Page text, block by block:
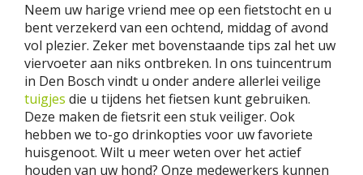
Neem uw harige vriend mee op een fietstocht en u
bent verzekerd van een ochtend, middag of avond
vol plezier. Zeker met bovenstaande tips zal het uw
viervoeter aan niks ontbreken. In ons tuincentrum
in Den Bosch vindt u onder andere allerlei veilige
tuigjes die u tijdens het fietsen kunt gebruiken.
Deze maken de fietsrit een stuk veiliger. Ook
hebben we to-go drinkopties voor uw favoriete
huisgenoot. Wilt u meer weten over het actief
houden van uw hond? Onze medewerkers kunnen